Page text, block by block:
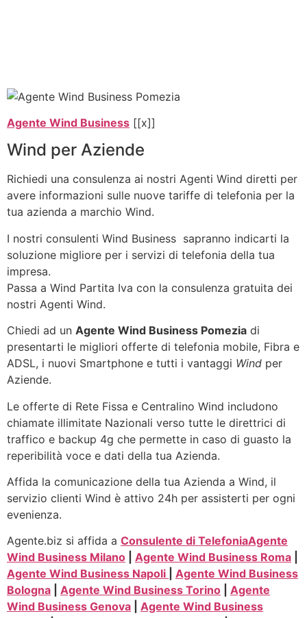
Agente Wind Business [[x]]
Wind per Aziende
Richiedi una consulenza ai nostri Agenti Wind diretti per
avere informazioni sulle nuove tariffe di telefonia per la
tua azienda a marchio Wind.
I nostri consulenti Wind Business sapranno indicarti la
soluzione migliore per i servizi di telefonia della tua
impresa.
Passa a Wind Partita Iva con la consulenza gratuita dei
nostri Agenti Wind.
Chiedi ad un Agente Wind Business Pomezia di
presentarti le migliori offerte di telefonia mobile, Fibra e
ADSL, i nuovi Smartphone e tutti i vantaggi Wind per
Aziende.
Le offerte di Rete Fissa e Centralino Wind includono
chiamate illimitate Nazionali verso tutte le direttrici di
traffico e backup 4g che permette in caso di guasto la
reperibilità voce e dati della tua Azienda.
Affida la comunicazione della tua Azienda a Wind, il
servizio clienti Wind è attivo 24h per assisterti per ogni
evenienza.
Agente.biz si affida a Consulente di TelefoniaAgente
Wind Business Milano
Agente Wind Business Roma
Agente Wind Business Napoli
Agente Wind Business
Bologna
Agente Wind Business Torino
Agente
Wind Business Genova
Agente Wind Business